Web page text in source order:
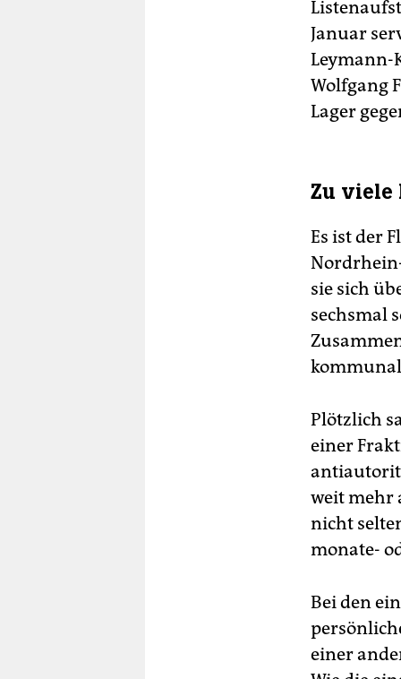
Januar
Leymann-
Wolfgang
Lager
Zu viele
Es ist der
sie sich
sechsmal
Plötzlich
einer
weit mehr
nicht
monate-
Bei den
einer